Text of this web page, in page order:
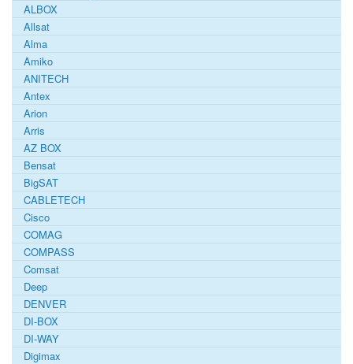
ALBOX
Allsat
Alma
Amiko
ANITECH
Antex
Arion
Arris
AZ BOX
Bensat
BigSAT
CABLETECH
Cisco
COMAG
COMPASS
Comsat
Deep
DENVER
DI-BOX
DI-WAY
Digimax